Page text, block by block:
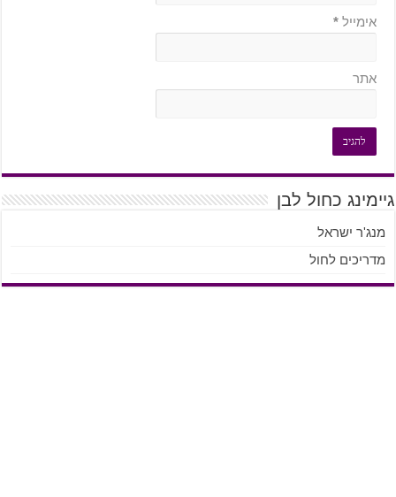
אימייל *
אתר
גיימינג כחול לבן
מנג'ר ישראל
מדריכים לחול